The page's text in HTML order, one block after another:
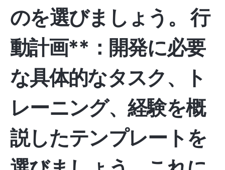
のを選びましょう。行
動計画**：開発に必要
な具体的なタスク、ト
レーニング、経験を概
説したテンプレートを